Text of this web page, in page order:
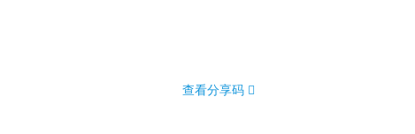
查看分享码 